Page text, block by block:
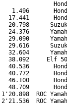
Honda
1.496       Honda
17.441
20.798
24.376
Yamaha
29.616
38.092     Elf
Honda
40.772
Honda
Honda
ROC
ROC